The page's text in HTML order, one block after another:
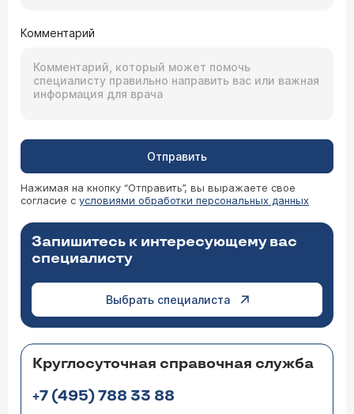
Комментарий
Отправить
Нажимая на кнопку “Отправить”, вы выражаете свое
согласие с условиями обработки персональных данных
Запишитесь к интересующему вас
специалисту
Выбрать специалиста
Круглосуточная справочная служба
+7 (495) 788 33 88